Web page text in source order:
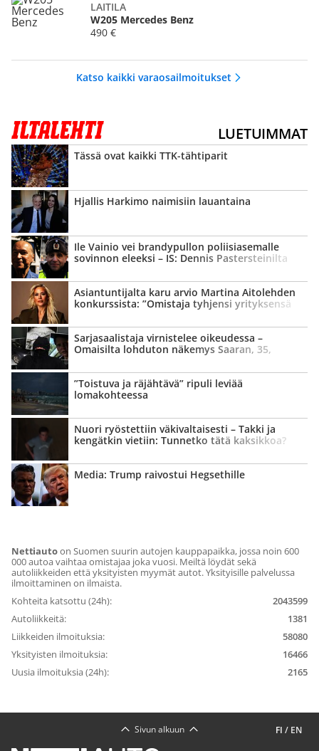
LAITILA
W205 Mercedes Benz
490 €
Katso kaikki varaosailmoitukset
LUETUIMMAT
Tässä ovat kaikki TTK-tähtiparit
Hjallis Harkimo naimisiin lauantaina
Ile Vainio vei brandypullon poliisi­asemalle
sovinnon eleeksi – IS: Dennis Pasters­teinilta
Asian­tuntijalta karu arvio Martina Aitolehden
konkurssista: ”Omistaja tyhjensi yrityksensä
Sarja­saalistaja virnistelee oikeudessa –
Omaisilta lohduton näkemys Saaran, 35,
”Toistuva ja räjähtävä” ripuli leviää
lomakohteessa
Nuori ryöstettiin väki­valtaisesti – Takki ja
kengätkin vietiin: Tunnetko tätä kaksikkoa?
Media: Trump raivostui Hegsethille
Nettiautoon Suomen suurin autojen kauppapaikka, jossa noin 600
000 autoa vaihtaa omistajaa joka vuosi. Meiltä löydät sekä
autoliikkeiden että yksityisten myymät autot. Yksityisille palvelussa
ilmoittaminen on ilmaista.
Kohteita katsottu (24h):
2043599
Autoliikkeitä:
1381
Liikkeiden ilmoituksia:
58080
Yksityisten ilmoituksia:
16466
Uusia ilmoituksia (24h):
2165
FI / EN
Sivun alkuun